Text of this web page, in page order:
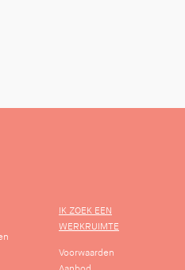
IK ZOEK EEN
WERKRUIMTE
Voorwaarden